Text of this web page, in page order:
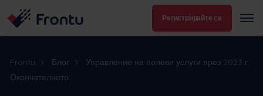
Регистрирайте се
Frontu Блог
Управление на полеви услуги през 2023 г:
Окончателното...